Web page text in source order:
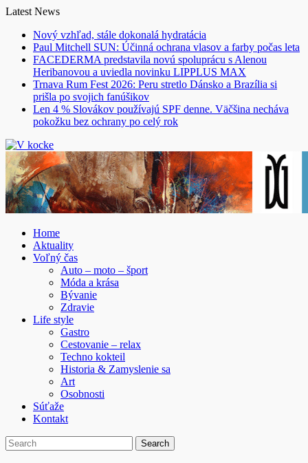
Skip
content
Latest News
Nový vzhľad, stále dokonalá hydratácia
Paul Mitchell SUN: Účinná ochrana vlasov a farby počas leta
FACEDERMA predstavila novú spoluprácu s Alenou
Heribanovou a uviedla novinku LIPPLUS MAX
Trnava Rum Fest 2026: Peru stretlo Dánsko a Brazília si
prišla po svojich fanúšikov
Len 4 % Slovákov používajú SPF denne. Väčšina necháva
pokožku bez ochrany po celý rok
Home
Aktuality
Voľný čas
Auto – moto – šport
Móda a krása
Bývanie
Zdravie
Life style
Gastro
Cestovanie – relax
Techno kokteil
Historia & Zamyslenie sa
Art
Osobnosti
Súťaže
Kontakt